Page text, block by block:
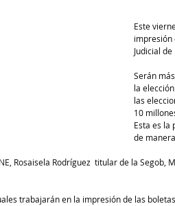
Este
impresión
Judicial
Serán
la
las
10
Esta es la
de
Rosaisela Rodríguez  titular de la Segob,
trabajarán en la impresión de las